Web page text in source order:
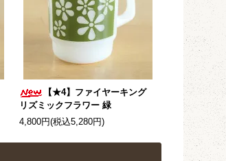
【★4】ファイヤーキング
リズミックフラワー 緑
4,800円(税込5,280円)